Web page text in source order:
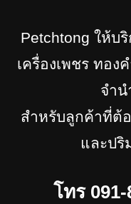
Petchtong ให้บ
เครื่องเพชร ทอง
จำน
สำหรับลูกค้าที่ต้อ
และป
โทร